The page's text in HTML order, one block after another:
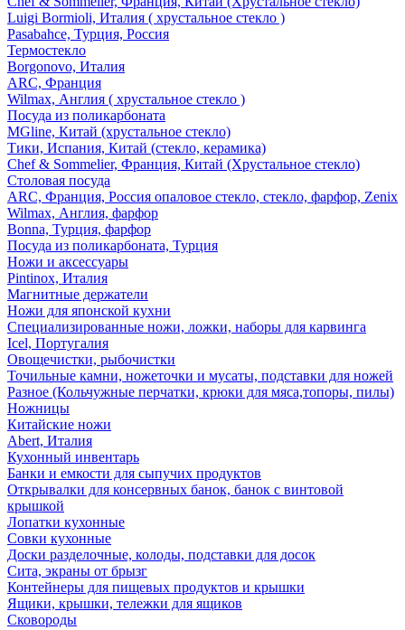
Luigi Bormioli, Италия ( хрустальное стекло )
Pasabahce, Турция, Россия
Термостекло
Borgonovo, Италия
ARC, Франция
Wilmax, Англия ( хрустальное стекло )
Посуда из поликарбоната
MGline, Китай (хрустальное стекло)
Тики, Испания, Китай (стекло, керамика)
Chef & Sommelier, Франция, Китай (Хрустальное стекло)
Столовая посуда
ARC, Франция, Россия опаловое стекло, стекло, фарфор, Zenix
Wilmax, Англия, фарфор
Bonna, Турция, фарфор
Посуда из поликарбоната, Турция
Ножи и аксессуары
Pintinox, Италия
Магнитные держатели
Ножи для японской кухни
Специализированные ножи, ложки, наборы для карвинга
Icel, Португалия
Овощечистки, рыбочистки
Точильные камни, ножеточки и мусаты, подставки для ножей
Разное (Кольчужные перчатки, крюки для мяса,топоры, пилы)
Ножницы
Китайские ножи
Abert, Италия
Кухонный инвентарь
Банки и емкости для сыпучих продуктов
Открывалки для консервных банок, банок с винтовой
крышкой
Лопатки кухонные
Совки кухонные
Доски разделочные, колоды, подставки для досок
Сита, экраны от брызг
Контейнеры для пищевых продуктов и крышки
Ящики, крышки, тележки для ящиков
Сковороды